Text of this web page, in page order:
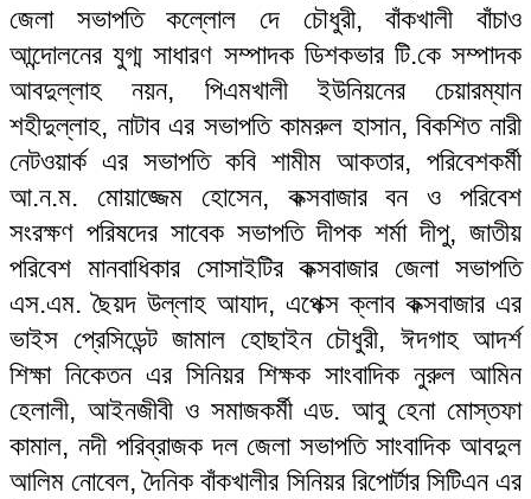
জেলা সভাপতি কল্লোল দে চৌধুরী, বাঁকখালী বাঁচাও
আন্দোলনের যুগ্ম সাধারণ সম্পাদক ডিশকভার টি.কে সম্পাদক
আবদুল্লাহ নয়ন, পিএমখালী ইউনিয়নের চেয়ারম্যান
শহীদুল্লাহ, নাটাব এর সভাপতি কামরুল হাসান, বিকশিত নারী
নেটওয়ার্ক এর সভাপতি কবি শামীম আকতার, পরিবেশকর্মী
আ.ন.ম. মোয়াজ্জেম হোসেন, কক্সবাজার বন ও পরিবেশ
সংরক্ষণ পরিষদের সাবেক সভাপতি দীপক শর্মা দীপু, জাতীয়
পরিবেশ মানবাধিকার সোসাইটির কক্সবাজার জেলা সভাপতি
এস.এম. ছৈয়দ উল্লাহ আযাদ, এপেক্স ক্লাব কক্সবাজার এর
ভাইস প্রেসিডেন্ট জামাল হোছাইন চৌধুরী, ঈদগাহ আদর্শ
শিক্ষা নিকেতন এর সিনিয়র শিক্ষক সাংবাদিক নুরুল আমিন
হেলালী, আইনজীবী ও সমাজকর্মী এড. আবু হেনা মোস্তফা
কামাল, নদী পরিব্রাজক দল জেলা সভাপতি সাংবাদিক আবদুল
আলিম নোবেল, দৈনিক বাঁকখালীর সিনিয়র রিপোর্টার সিটিএন এর